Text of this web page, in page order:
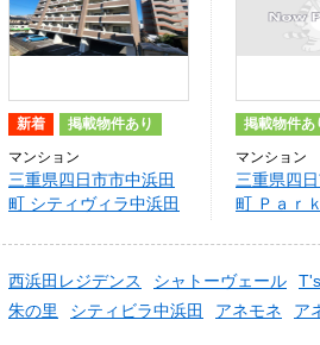
新着 掲載物件あり
マンション
三重県四日市市中浜田
町 シティヴィラ中浜田
掲載物件あ
マンション
三重県四
町 Ｐａｒ
西浜田レジデンス シャトーヴェール
朱の里
シティビラ中浜田 アネモネ ア